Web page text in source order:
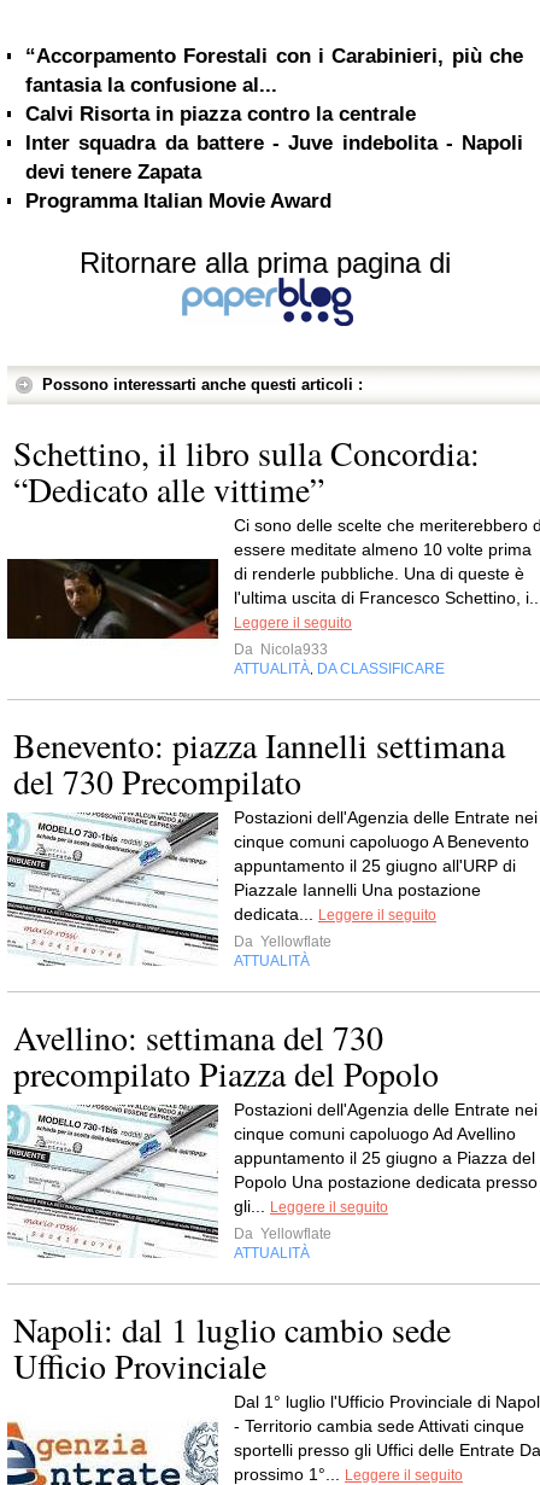
“Accorpamento Forestali con i Carabinieri, più che
fantasia la confusione al...
Calvi Risorta in piazza contro la centrale
Inter squadra da battere - Juve indebolita - Napoli
devi tenere Zapata
Programma Italian Movie Award
Ritornare alla prima pagina di
Possono interessarti anche questi articoli :
Schettino, il libro sulla Concordia:
“Dedicato alle vittime”
Ci sono delle scelte che meriterebbero
essere meditate almeno 10 volte prima
di renderle pubbliche. Una di queste è
l'ultima uscita di Francesco Schettino,
Leggere il seguito
Da Nicola933
ATTUALITÀ DA CLASSIFICARE
Benevento: piazza Iannelli settimana
del 730 Precompilato
Postazioni dell'Agenzia delle Entrate nei
cinque comuni capoluogo A Benevento
appuntamento il 25 giugno all'URP di
Piazzale Iannelli Una postazione
dedicata...
Leggere il seguito
Da Yellowflate
ATTUALITÀ
Avellino: settimana del 730
precompilato Piazza del Popolo
Postazioni dell'Agenzia delle Entrate nei
cinque comuni capoluogo Ad Avellino
appuntamento il 25 giugno a Piazza del
Popolo Una postazione dedicata presso
gli...
Leggere il seguito
Da Yellowflate
ATTUALITÀ
Napoli: dal 1 luglio cambio sede
Ufficio Provinciale
Dal 1° luglio l'Ufficio Provinciale di
- Territorio cambia sede Attivati cinque
sportelli presso gli Uffici delle Entrate
prossimo 1°...
Leggere il seguito